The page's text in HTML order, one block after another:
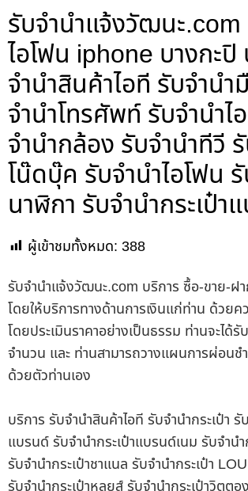
รับจํานําแจ้งวัฒนะ.com
ไอโฟน iphone บางกะปิ
จำนำสินค้าไอที รับจำน
จำนำโทรศัพท์ รับจำนำ
จำนำกล้อง รับจำนำทีวี
โน๊ดบุ๊ค รับจำนำไอโฟน
นาฬิกา รับจำนำกระเป๋า
ผู้เข้าชมทั้งหมด: 388
รับจํานําแจ้งวัฒนะ.com บริการ ซื้อ-ขาย-ฝ
โดยให้บริการทางด้านการเงินแก่ท่าน ด้วยคว
โดยประเมินราคาอย่างเป็นธรรม ท่านจะได้
จำนวน และ ท่านสามารถวางแผนการผ่อนชำ
ด้วยตัวท่านเอง
บริการ รับจำนำสินค้าไอที รับจำนำกระเป๋า รั
แบรนด์ รับจำนำกระเป๋าแบรนด์เนม รับจำน
รับจำนำกระเป๋าชาแนล รับจำนำกระเป๋า
รับจำนำกระเป๋าหลุยส์ รับจำนำกระเป๋าวิตต